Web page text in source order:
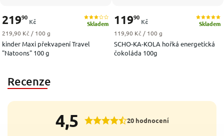
kinder Maxi překvapení Travel
"Natoons" 100 g
Skladem
21990
Kč
Měrná cena:
219,90 Kč / 100 g
SCHO-KA-KOLA hořká energetická
čokoláda 100g
Skladem
11990
Kč
Měrná cena:
119,90 Kč / 100 g
Recenze
4,5 20 hodnocení